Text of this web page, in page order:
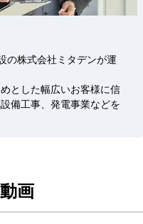
の株式会社ミタデンが運
とした幅広いお客様に信
備工事、発電事業などを
画